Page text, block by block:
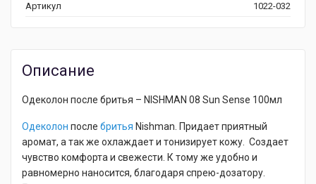
Артикул
1022-032
Описание
Одеколон после бритья – NISHMAN 08 Sun Sense 100мл
Одеколон после бритья Nishman. Придает приятный
аромат, а так же охлаждает и тонизирует кожу. Создает
чувство комфорта и свежести. К тому же удобно и
равномерно наносится, благодаря спрею-дозатору.